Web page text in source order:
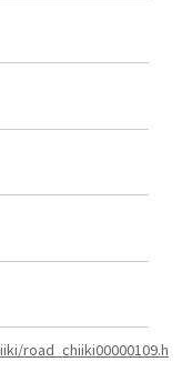
road_chiiki00000109.h